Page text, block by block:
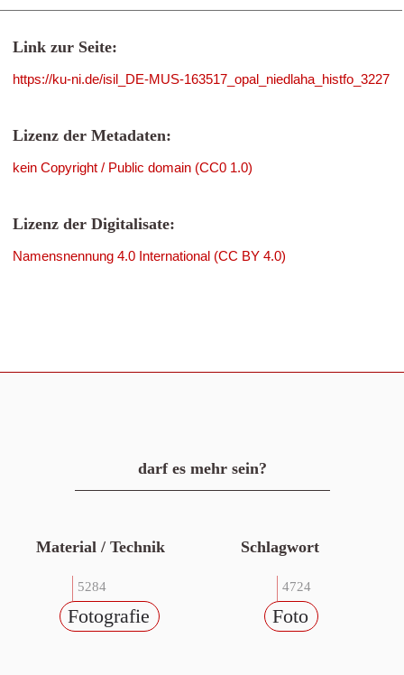
Link zur Seite:
https://ku-ni.de/isil_DE-MUS-163517_opal_niedlaha_histfo_3227
Lizenz der Metadaten:
kein Copyright / Public domain (CC0 1.0)
Lizenz der Digitalisate:
Namensnennung 4.0 International (CC BY 4.0)
darf es mehr sein?
Material / Technik
5284
Fotografie
Schlagwort
4724
Foto